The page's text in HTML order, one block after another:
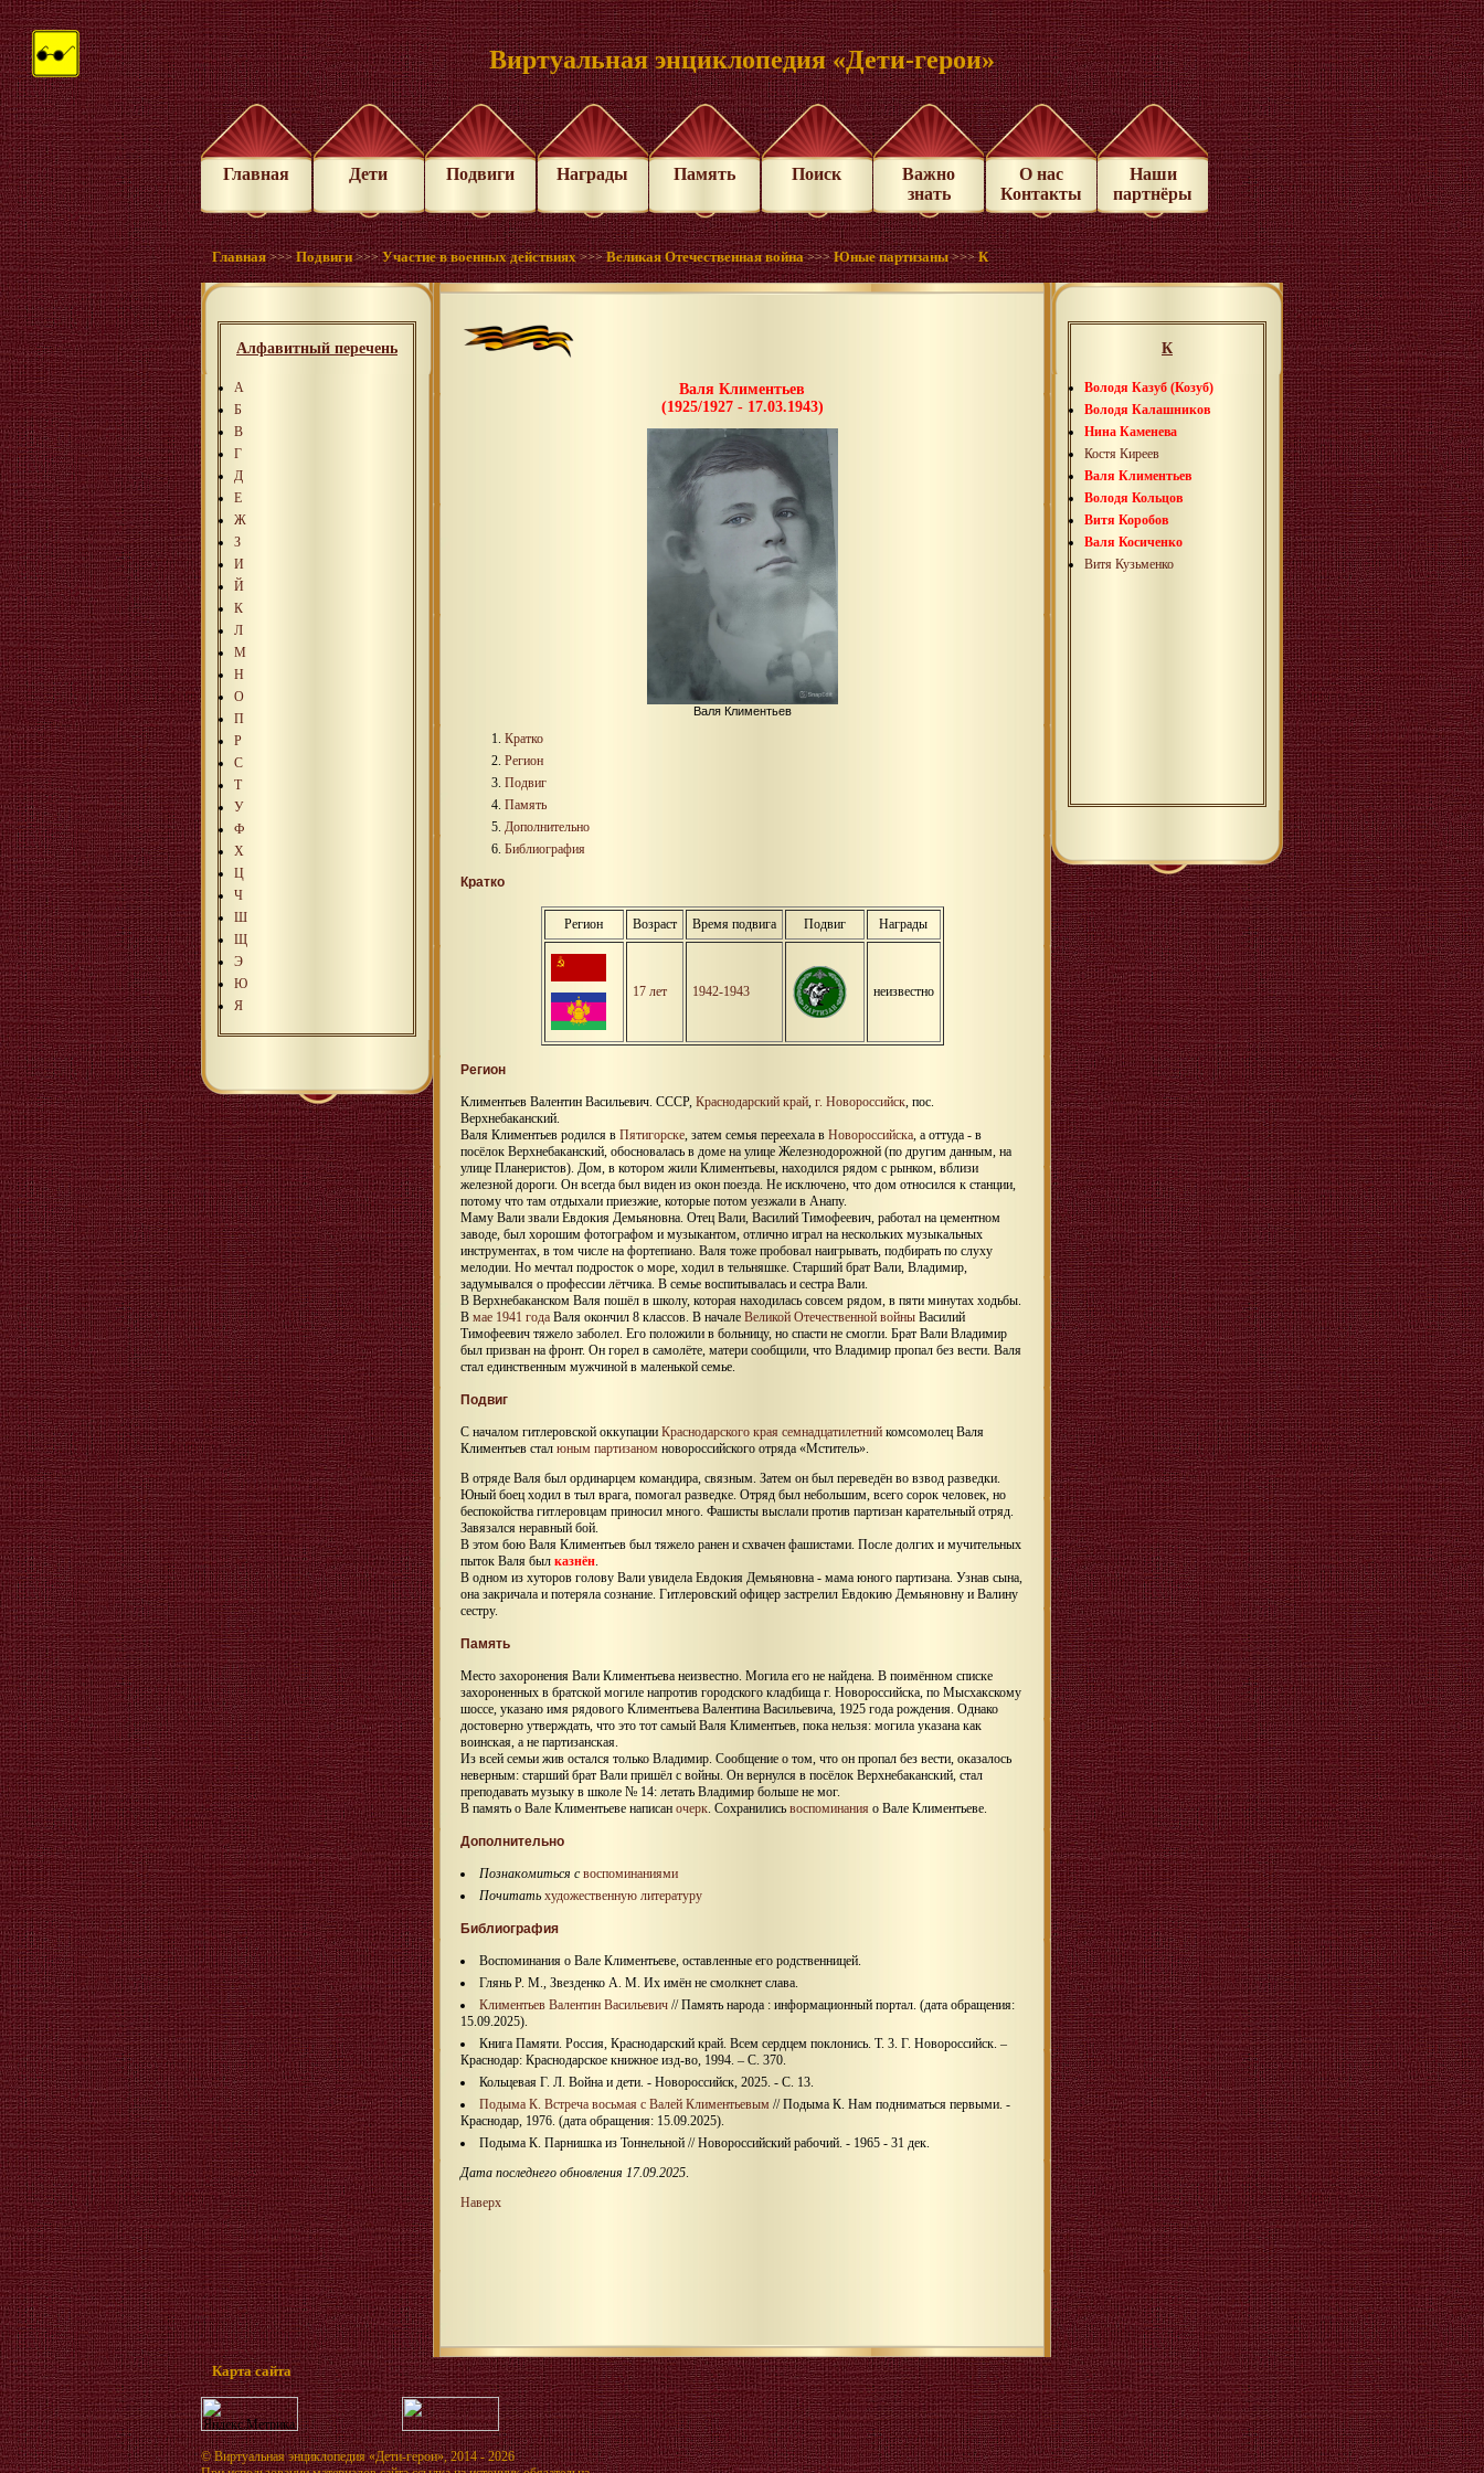
Виртуальная энциклопедия «Дети-герои»
Главная Дети Подвиги Награды Память Поиск
Важно
знать
О нас
Контакты
Наши
партнёры
Главная >>>Подвиги >>>Участие в военных действиях >>>Великая Отечественная война >>>Юные партизаны >>>К
Алфавитный перечень
А
Б
В
Г
Д
Е
Ж
З
И
Й
К
Л
М
Н
О
П
Р
С
Т
У
Ф
Х
Ц
Ч
Ш
Щ
Э
Ю
Я
К
Володя Казуб (Козуб)
Володя Калашников
Нина Каменева
Костя Киреев
Валя Климентьев
Володя Кольцов
Витя Коробов
Валя Косиченко
Витя Кузьменко
Валя Климентьев
(1925/1927 - 17.03.1943)
Валя Климентьев
Кратко
Регион
Подвиг
Память
Дополнительно
Библиография
Кратко
Регион Возраст Время подвига Подвиг Награды
17 лет 1942-1943 неизвестно
Регион
Климентьев Валентин Васильевич. СССР, Краснодарский край, г. Новороссийск, пос.
Верхнебаканский.
Валя Климентьев родился в Пятигорске, затем семья переехала в Новороссийска, а оттуда - в
посёлок Верхнебаканский, обосновалась в доме на улице Железнодорожной (по другим данным, на
улице Планеристов). Дом, в котором жили Климентьевы, находился рядом с рынком, вблизи
железной дороги. Он всегда был виден из окон поезда. Не исключено, что дом относился к станции,
потому что там отдыхали приезжие, которые потом уезжали в Анапу.
Маму Вали звали Евдокия Демьяновна. Отец Вали, Василий Тимофеевич, работал на цементном
заводе, был хорошим фотографом и музыкантом, отлично играл на нескольких музыкальных
инструментах, в том числе на фортепиано. Валя тоже пробовал наигрывать, подбирать по слуху
мелодии. Но мечтал подросток о море, ходил в тельняшке. Старший брат Вали, Владимир,
задумывался о профессии лётчика. В семье воспитывалась и сестра Вали.
В Верхнебаканском Валя пошёл в школу, которая находилась совсем рядом, в пяти минутах ходьбы.
В мае 1941 года Валя окончил 8 классов. В начале Великой Отечественной войны Василий
Тимофеевич тяжело заболел. Его положили в больницу, но спасти не смогли. Брат Вали Владимир
был призван на фронт. Он горел в самолёте, матери сообщили, что Владимир пропал без вести. Валя
стал единственным мужчиной в маленькой семье.
Подвиг
С началом гитлеровской оккупации Краснодарского края семнадцатилетний комсомолец Валя
Климентьев стал юным партизаном новороссийского отряда «Мститель».
В отряде Валя был ординарцем командира, связным. Затем он был переведён во взвод разведки.
Юный боец ходил в тыл врага, помогал разведке. Отряд был небольшим, всего сорок человек, но
беспокойства гитлеровцам приносил много. Фашисты выслали против партизан карательный отряд.
Завязался неравный бой.
В этом бою Валя Климентьев был тяжело ранен и схвачен фашистами. После долгих и мучительных
пыток Валя был казнён.
В одном из хуторов голову Вали увидела Евдокия Демьяновна - мама юного партизана. Узнав сына,
она закричала и потеряла сознание. Гитлеровский офицер застрелил Евдокию Демьяновну и Валину
сестру.
Память
Место захоронения Вали Климентьева неизвестно. Могила его не найдена. В поимённом списке
захороненных в братской могиле напротив городского кладбища г. Новороссийска, по Мысхакскому
шоссе, указано имя рядового Климентьева Валентина Васильевича, 1925 года рождения. Однако
достоверно утверждать, что это тот самый Валя Климентьев, пока нельзя: могила указана как
воинская, а не партизанская.
Из всей семьи жив остался только Владимир. Сообщение о том, что он пропал без вести, оказалось
неверным: старший брат Вали пришёл с войны. Он вернулся в посёлок Верхнебаканский, стал
преподавать музыку в школе № 14: летать Владимир больше не мог.
В память о Вале Климентьеве написан очерк. Сохранились воспоминания о Вале Климентьеве.
Дополнительно
Познакомиться своспоминаниями
Почитать художественную литературу
Библиография
Воспоминания о Вале Климентьеве, оставленные его родственницей.
Глянь Р. М., Звезденко А. М. Их имён не смолкнет слава.
Климентьев Валентин Васильевич // Память народа : информационный портал. (дата обращения:
15.09.2025).
Книга Памяти. Россия, Краснодарский край. Всем сердцем поклонись. Т. 3. Г. Новороссийск. –
Краснодар: Краснодарское книжное изд-во, 1994. – С. 370.
Кольцевая Г. Л. Война и дети. - Новороссийск, 2025. - С. 13.
Подыма К. Встреча восьмая с Валей Климентьевым // Подыма К. Нам подниматься первыми. -
Краснодар, 1976. (дата обращения: 15.09.2025).
Подыма К. Парнишка из Тоннельной // Новороссийский рабочий. - 1965 - 31 дек.
Дата последнего обновления 17.09.2025.
Наверх
Карта сайта
©Виртуальная энциклопедия «Дети-герои», 2014 - 2026